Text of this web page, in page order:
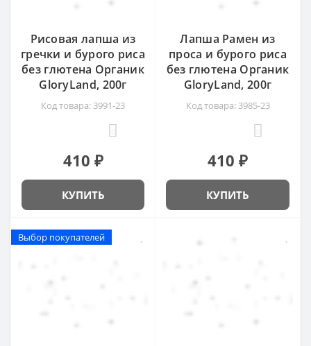
Рисовая лапша из
гречки и бурого риса
без глютена Органик
GloryLand, 200г
Код товара: 3991-23
410 ₽
КУПИТЬ
Лапша Рамен из
проса и бурого риса
без глютена Органик
GloryLand, 200г
Код товара: 3985-23
410 ₽
КУПИТЬ
Выбор покупателей
Выбор покупателей